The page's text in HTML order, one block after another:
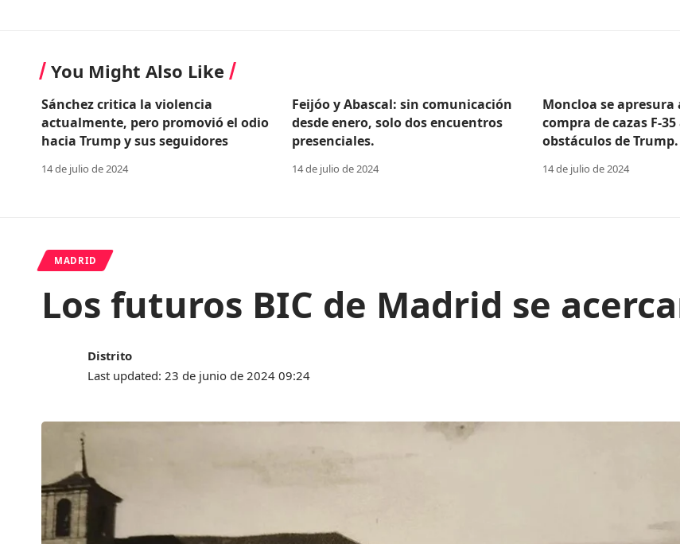
You Might Also Like
Sánchez critica la violencia
actualmente, pero promovió el odio
hacia Trump y sus seguidores
14 de julio de 2024
Feijóo y Abascal: sin comunicación
desde enero, solo dos encuentros
presenciales.
14 de julio de 2024
Moncloa se apresura
compra de cazas F-
obstáculos de Trump.
14 de julio de 2024
MADRID
Los futuros BIC de Madrid se
Last updated: 23 de junio de 2024 09:24
Distrito